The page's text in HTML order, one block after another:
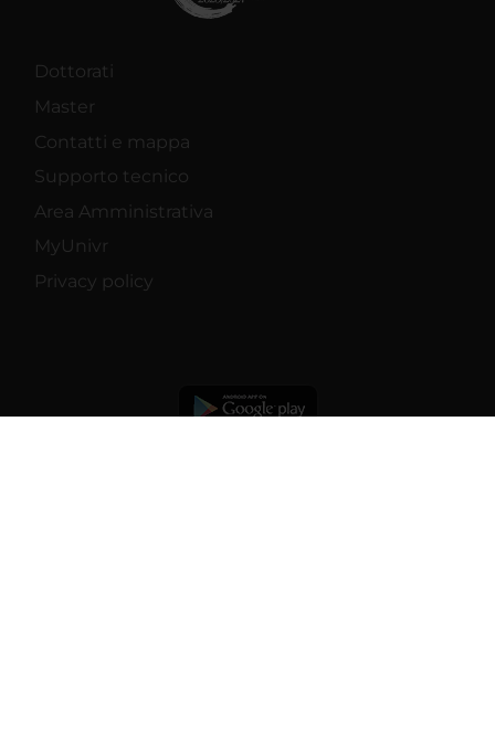
Dottorati
Master
Contatti e mappa
Supporto tecnico
Area Amministrativa
MyUnivr
Privacy policy